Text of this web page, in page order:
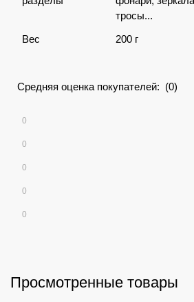
тросы...
Вес
200 г
Средняя оценка покупателей: (0)
0
0
0
0
0
Просмотренные товары